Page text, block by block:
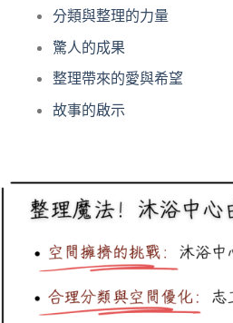
分類與整理的力量
驚人的成果
整理帶來的愛與希望
故事的啟示